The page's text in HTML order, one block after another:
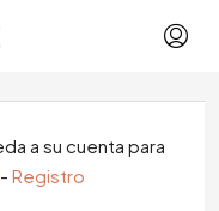
a su cuenta para
- Registro